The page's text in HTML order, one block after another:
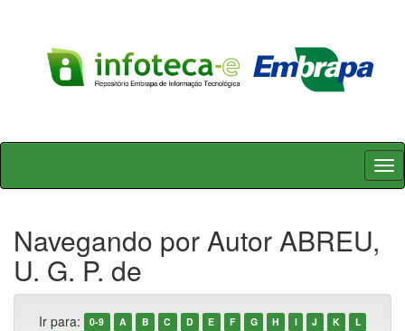
Skip
Navegando por Autor ABREU,
U. G. P. de
Ir para: 0-9 A B C D E F G H I J K
L